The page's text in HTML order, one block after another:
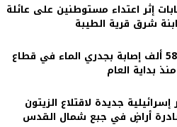
إثر اعتداء مستوطنين على عائلة
شرق قرية الطيبة
نحو 58 ألف إصابة بجدري الماء في قطاع
بداية العام
إسرائيلية جديدة لاقتلاع الزيتون
أراضٍ في جبع شمال القدس